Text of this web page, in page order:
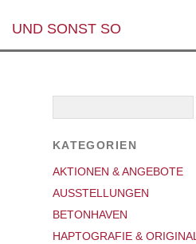
UND SONST SO
KATEGORIEN
AKTIONEN & ANGEBOTE
AUSSTELLUNGEN
BETONHAVEN
HAPTOGRAFIE & ORIGINAL